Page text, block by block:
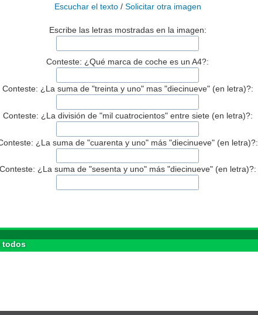
Escuchar el texto/ Solicitar otra imagen
Escribe las letras mostradas en la imagen:
Conteste: ¿Qué marca de coche es un A4?:
Conteste: ¿La suma de "treinta y uno" mas "diecinueve" (en letra)?:
Conteste: ¿La división de "mil cuatrocientos" entre siete (en letra)?:
¿La suma de "cuarenta y uno" más "diecinueve" (en letra)?:
Conteste: ¿La suma de "sesenta y uno" más "diecinueve" (en letra)?:
todos